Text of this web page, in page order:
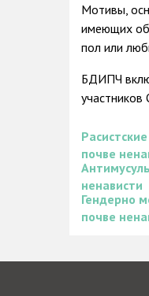
Мотивы,
имеющих
пол или
БДИПЧ
почве
ненависти
Гендерно
почве